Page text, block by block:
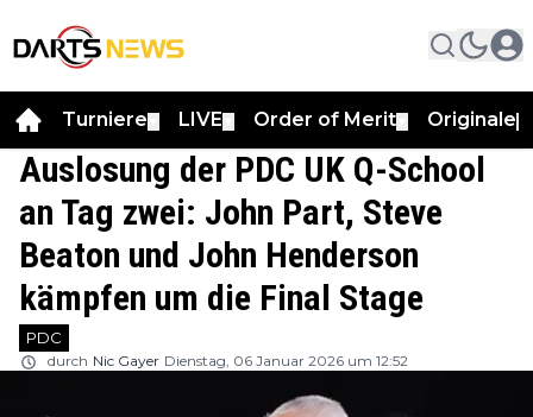
Turniere LIVE Order of Merit Originale
Auslosung der PDC UK Q-School
an Tag zwei: John Part, Steve
Beaton und John Henderson
kämpfen um die Final Stage
PDC
durch Nic Gayer Dienstag, 06 Januar 2026 um 12:52